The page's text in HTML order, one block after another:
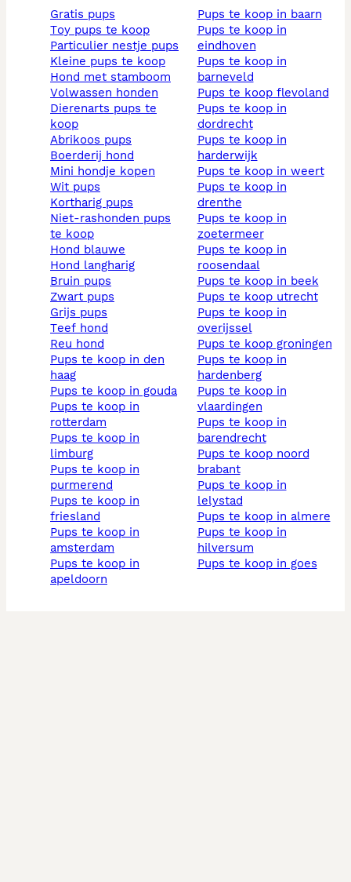
gratis pups
toy pups te koop
particulier nestje pups
kleine pups te koop
hond met stamboom
volwassen honden
dierenarts pups te
koop
abrikoos pups
boerderij hond
mini hondje kopen
wit pups
kortharig pups
niet-rashonden pups
te koop
hond blauwe
hond langharig
bruin pups
zwart pups
grijs pups
teef hond
reu hond
pups te koop in den
haag
pups te koop in gouda
pups te koop in
rotterdam
pups te koop in
limburg
pups te koop in
purmerend
pups te koop in
friesland
pups te koop in
amsterdam
pups te koop in
apeldoorn
pups te koop in baarn
pups te koop in
eindhoven
pups te koop in
barneveld
pups te koop flevoland
pups te koop in
dordrecht
pups te koop in
harderwijk
pups te koop in weert
pups te koop in
drenthe
pups te koop in
zoetermeer
pups te koop in
roosendaal
pups te koop in beek
pups te koop utrecht
pups te koop in
overijssel
pups te koop groningen
pups te koop in
hardenberg
pups te koop in
vlaardingen
pups te koop in
barendrecht
pups te koop noord
brabant
pups te koop in
lelystad
pups te koop in almere
pups te koop in
hilversum
pups te koop in goes